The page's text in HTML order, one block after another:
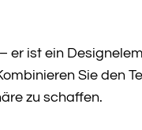
ist ein
Sie den
zu schaffen.